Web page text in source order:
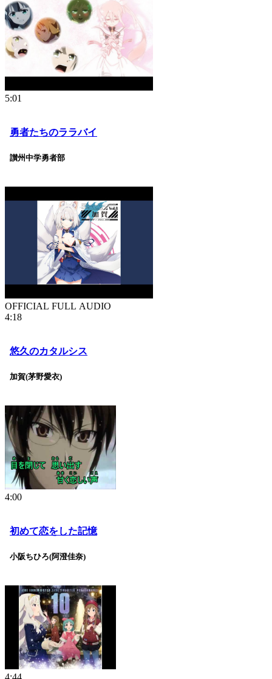
5:01
勇者たちのララバイ
讃州中学勇者部
OFFICIAL FULL AUDIO
4:18
悠久のカタルシス
加賀(茅野愛衣)
4:00
初めて恋をした記憶
小阪ちひろ(阿澄佳奈)
4:44